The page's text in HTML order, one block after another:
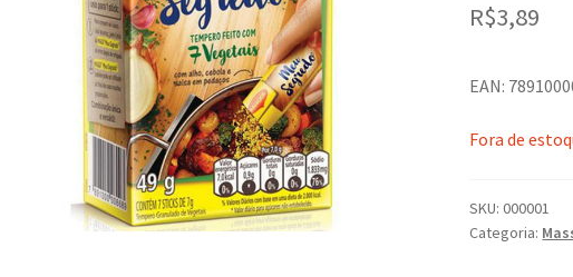
R$3,89
EAN:
Fora de
SKU:000001
Categoria: